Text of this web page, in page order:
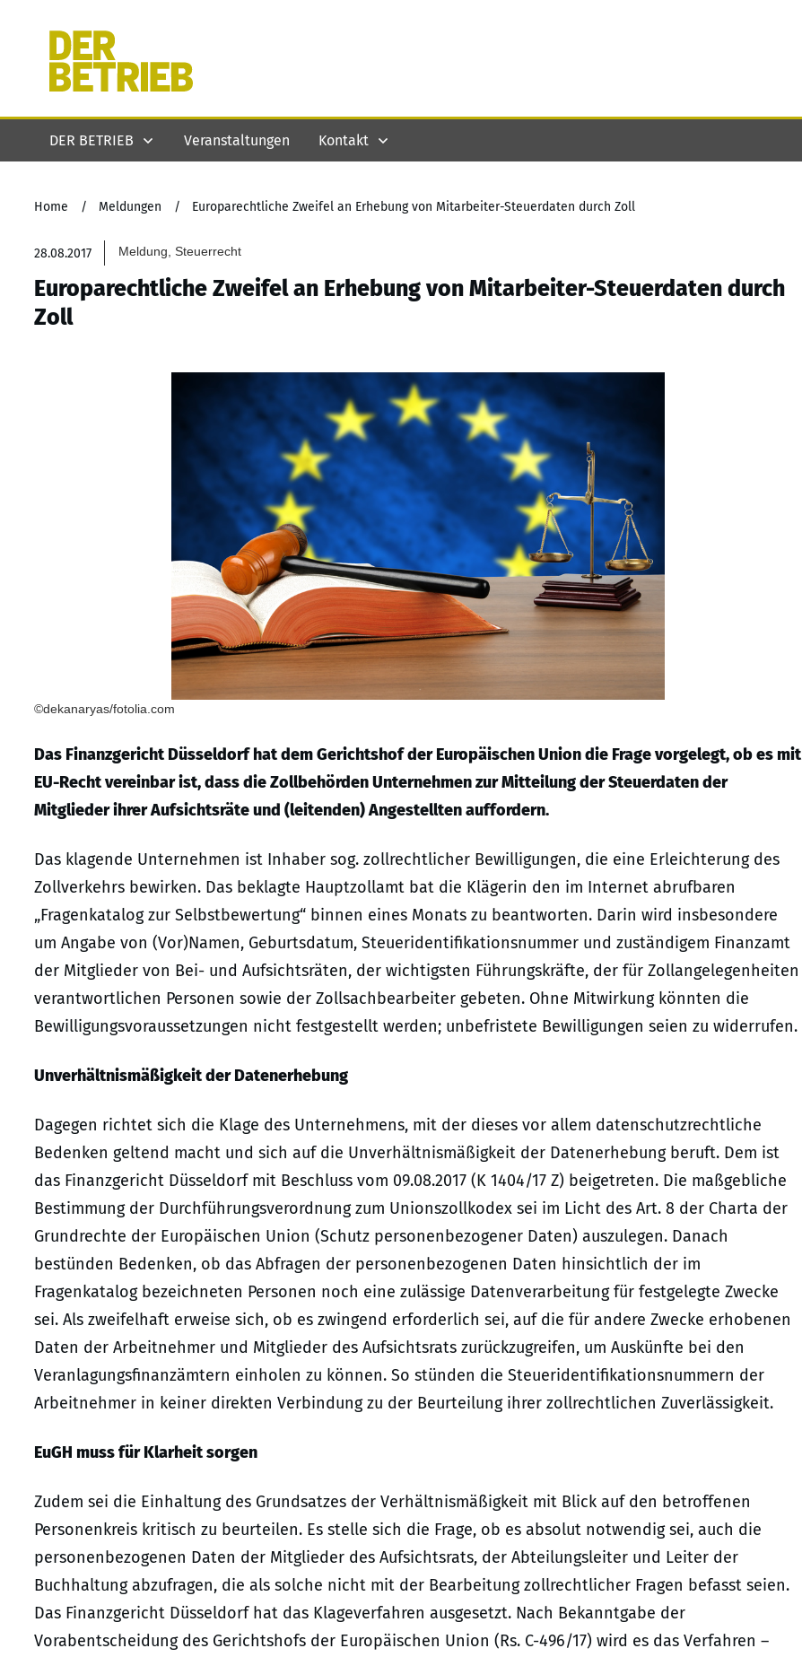
DER BETRIEB Veranstaltungen Kontakt
Home / Meldungen / Europarechtliche Zweifel an Erhebung von Mitarbeiter-Steuerdaten durch Zoll
28.08.2017 Meldung, Steuerrecht
Europarechtliche Zweifel an Erhebung von Mitarbeiter-Steuerdaten durch
Zoll
©dekanaryas/fotolia.com
Das Finanzgericht Düsseldorf hat dem Gerichtshof der Europäischen Union die Frage vorgelegt, ob es mit
EU-Recht vereinbar ist, dass die Zollbehörden Unternehmen zur Mitteilung der Steuerdaten der
Mitglieder ihrer Aufsichtsräte und (leitenden) Angestellten auffordern.
Das klagende Unternehmen ist Inhaber sog. zollrechtlicher Bewilligungen, die eine Erleichterung des
Zollverkehrs bewirken. Das beklagte Hauptzollamt bat die Klägerin den im Internet abrufbaren
„Fragenkatalog zur Selbstbewertung“ binnen eines Monats zu beantworten. Darin wird insbesondere
um Angabe von (Vor)Namen, Geburtsdatum, Steueridentifikationsnummer und zuständigem Finanzamt
der Mitglieder von Bei- und Aufsichtsräten, der wichtigsten Führungskräfte, der für Zollangelegenheiten
verantwortlichen Personen sowie der Zollsachbearbeiter gebeten. Ohne Mitwirkung könnten die
Bewilligungsvoraussetzungen nicht festgestellt werden; unbefristete Bewilligungen seien zu widerrufen.
Unverhältnismäßigkeit der Datenerhebung
Dagegen richtet sich die Klage des Unternehmens, mit der dieses vor allem datenschutzrechtliche
Bedenken geltend macht und sich auf die Unverhältnismäßigkeit der Datenerhebung beruft. Dem ist
das Finanzgericht Düsseldorf mit Beschluss vom 09.08.2017 (K 1404/17 Z) beigetreten. Die maßgebliche
Bestimmung der Durchführungsverordnung zum Unionszollkodex sei im Licht des Art. 8 der Charta der
Grundrechte der Europäischen Union (Schutz personenbezogener Daten) auszulegen. Danach
bestünden Bedenken, ob das Abfragen der personenbezogenen Daten hinsichtlich der im
Fragenkatalog bezeichneten Personen noch eine zulässige Datenverarbeitung für festgelegte Zwecke
sei. Als zweifelhaft erweise sich, ob es zwingend erforderlich sei, auf die für andere Zwecke erhobenen
Daten der Arbeitnehmer und Mitglieder des Aufsichtsrats zurückzugreifen, um Auskünfte bei den
Veranlagungsfinanzämtern einholen zu können. So stünden die Steueridentifikationsnummern der
Arbeitnehmer in keiner direkten Verbindung zu der Beurteilung ihrer zollrechtlichen Zuverlässigkeit.
EuGH muss für Klarheit sorgen
Zudem sei die Einhaltung des Grundsatzes der Verhältnismäßigkeit mit Blick auf den betroffenen
Personenkreis kritisch zu beurteilen. Es stelle sich die Frage, ob es absolut notwendig sei, auch die
personenbezogenen Daten der Mitglieder des Aufsichtsrats, der Abteilungsleiter und Leiter der
Buchhaltung abzufragen, die als solche nicht mit der Bearbeitung zollrechtlicher Fragen befasst seien.
Das Finanzgericht Düsseldorf hat das Klageverfahren ausgesetzt. Nach Bekanntgabe der
Vorabentscheidung des Gerichtshofs der Europäischen Union (Rs. C-496/17) wird es das Verfahren –